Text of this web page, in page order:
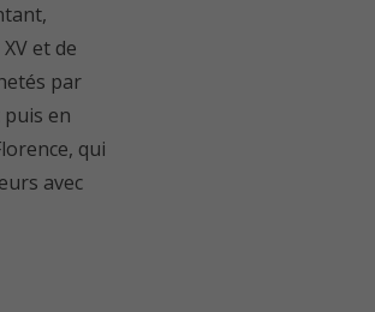
et de
par
en
qui
avec